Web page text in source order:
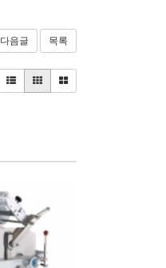
다음글 목록